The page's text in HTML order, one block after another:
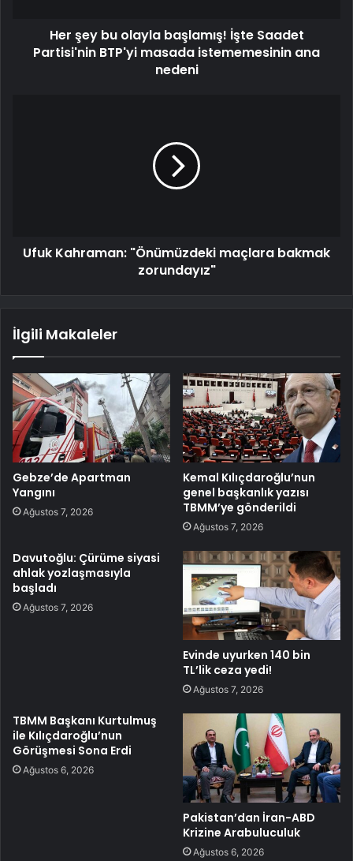
Her şey bu olayla başlamış! İşte Saadet
Partisi'nin BTP'yi masada istememesinin ana
nedeni
Ufuk Kahraman: "Önümüzdeki maçlara bakmak
zorundayız"
İlgili Makaleler
Gebze’de Apartman
Yangını
Ağustos 7, 2026
Kemal Kılıçdaroğlu’nun
genel başkanlık yazısı
TBMM’ye gönderildi
Ağustos 7, 2026
Davutoğlu: Çürüme siyasi
ahlak yozlaşmasıyla
başladı
Ağustos 7, 2026
Evinde uyurken 140 bin
TL’lik ceza yedi!
Ağustos 7, 2026
TBMM Başkanı Kurtulmuş
ile Kılıçdaroğlu’nun
Görüşmesi Sona Erdi
Ağustos 6, 2026
Pakistan’dan İran-ABD
Krizine Arabuluculuk
Ağustos 6, 2026